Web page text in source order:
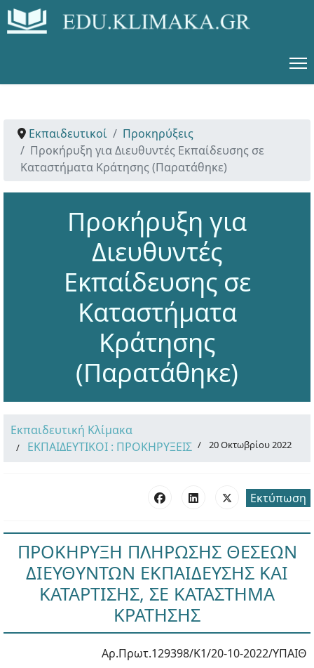
Εκπαιδευτικοί
Προκηρύξεις
Προκήρυξη για Διευθυντές Εκπαίδευσης σε
Καταστήματα Κράτησης (Παρατάθηκε)
Προκήρυξη για
Διευθυντές
Εκπαίδευσης σε
Καταστήματα
Κράτησης
(Παρατάθηκε)
Εκπαιδευτική Κλίμακα
ΕΚΠΑΙΔΕΥΤΙΚΟΙ : ΠΡΟΚΗΡΥΞΕΙΣ
20 Οκτωβρίου 2022
Εκτύπωση
ΠΡΟΚΗΡΥΞΗ ΠΛΗΡΩΣΗΣ ΘΕΣΕΩΝ
ΔΙΕΥΘΥΝΤΩΝ ΕΚΠΑΙΔΕΥΣΗΣ ΚΑΙ
ΚΑΤΑΡΤΙΣΗΣ, ΣΕ ΚΑΤΑΣΤΗΜΑ
ΚΡΑΤΗΣΗΣ
Αρ.Πρωτ.129398/Κ1/20-10-2022/ΥΠΑΙΘ